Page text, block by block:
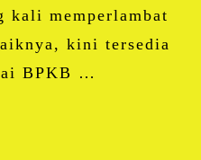
kali memperlambat
kini tersedia
BPKB …